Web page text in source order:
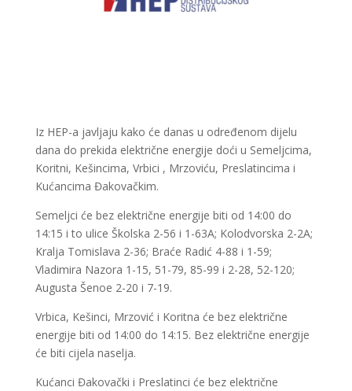
Iz HEP-a javljaju kako će danas u određenom dijelu
dana do prekida električne energije doći u Semeljcima,
Koritni, Kešincima, Vrbici , Mrzoviću, Preslatincima i
Kućancima Đakovačkim.
Semeljci će bez električne energije biti od 14:00 do
14:15 i to ulice Školska 2-56 i 1-63A; Kolodvorska 2-2A;
Kralja Tomislava 2-36; Braće Radić 4-88 i 1-59;
Vladimira Nazora 1-15, 51-79, 85-99 i 2-28, 52-120;
Augusta Šenoe 2-20 i 7-19.
Vrbica, Kešinci, Mrzović i Koritna će bez električne
energije biti od 14:00 do 14:15. Bez električne energije
će biti cijela naselja.
Kućanci Đakovački i Preslatinci će bez električne